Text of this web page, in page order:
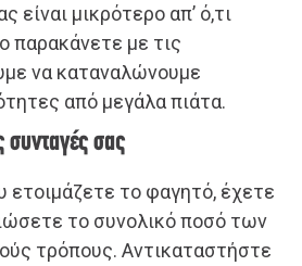
είναι μικρότερο απ’ ό,τι
παρακάνετε με τις
να καταναλώνουμε
από μεγάλα πιάτα.
συνταγές σας
ετοιμάζετε το φαγητό, έχετε
το συνολικό ποσό των
τρόπους. Αντικαταστήστε